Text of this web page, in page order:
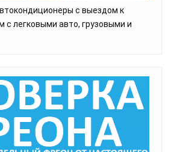
с выездом к
с легковыми авто, грузовыми и